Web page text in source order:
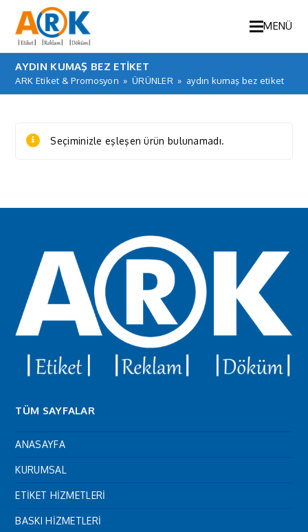
MENÜ
AYDIN KUMAŞ BEZ ETIKET
ARK Etiket & Promosyon » ÜRÜNLER » aydın kumaş bez etiket
Seçiminizle eşleşen ürün bulunamadı.
TÜM SAYFALAR
ANASAYFA
KURUMSAL
ETİKET HİZMETLERİ
BASKI HİZMETLERİ